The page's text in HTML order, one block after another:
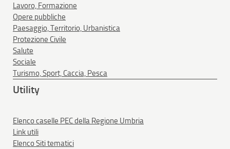
Lavoro, Formazione
Opere pubbliche
Paesaggio, Territorio, Urbanistica
Protezione Civile
Salute
Sociale
Turismo, Sport, Caccia, Pesca
Utility
Elenco caselle PEC della Regione Umbria
Link utili
Elenco Siti tematici